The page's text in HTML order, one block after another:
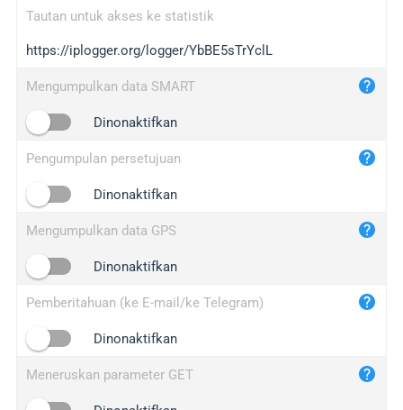
bc.ax
iplogger.com
maper.info
2no.co
yip.su
iplogger.info
Tautan untuk akses ke statistik
https://iplogger.org/logger/YbBE5sTrYclL
Mengumpulkan data SMART
Dinonaktifkan
Pengumpulan persetujuan
Dinonaktifkan
Mengumpulkan data GPS
Dinonaktifkan
Pemberitahuan (ke E-mail/ke Telegram)
Dinonaktifkan
Meneruskan parameter GET